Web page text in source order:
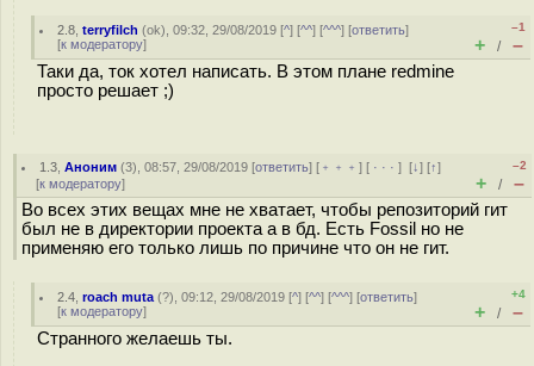
2.8 ,terryfilch (ok), 09:32, 29/08/2019 [^] [^^] [^^^] [ответить]
[к модератору]
–1
+ / –
Таки да, ток хотел написать. В этом плане redmine
просто решает ;)
1.3 ,Аноним (3), 08:57, 29/08/2019 [ответить] [ ﹢﹢﹢] [ · · ·][↓] [↑]
[к модератору]
–2
+ / –
Во всех этих вещах мне не хватает, чтобы репозиторий гит
был не в директории проекта а в бд. Есть Fossil но не
применяю его только лишь по причине что он не гит.
2.4 ,roach muta (?), 09:12, 29/08/2019 [^] [^^] [^^^] [ответить]
[к модератору]
+4
+ / –
Странного желаешь ты.